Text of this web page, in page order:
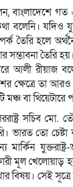
বাংলাদেশে
বলেনি। যদিও
তৈরি হলে
সম্ভাবনা তৈরি
আলী রীয়াজ
ক্ষেত্রে তা
মঞ্চ বা
সচিব মো.
ভারত তো
মার্কিন
মূল খেলোয়াড়
বিষয়। সেই সূত্রে